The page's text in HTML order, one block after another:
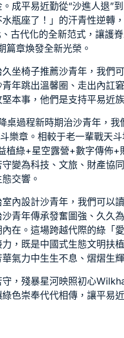
成平易近勤從“沙進人退”
瓶座了！」的汗青性逆轉
古代化的全新范式，讓護
篇章煥發全新光榮。
久坐椅子推薦沙青年，我們
年跳出溫馨圈、走出內訌
本事，他們是支持平易近
桌過程新時期治沙青年，
樂章。相較于老一輩戰天
植綠+星空露營+數字傳佈+
變為科技、文旅、財產協
交響。
室內設計沙青年，我們可以
青年傳承發奮圖強、久久
在。這場跨越代際的綠「
，既是中國式生態文明扶
氣力中生生不息、熠熠生輝
，殘暴星河映照初心
色崇奉代代相傳，讓平易